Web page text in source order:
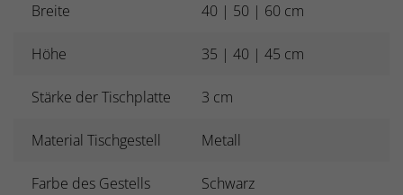
Breite 40 | 50 | 60 cm
Höhe 35 | 40 | 45 cm
Stärke der Tischplatte 3 cm
Material Tischgestell Metall
Farbe des Gestells Schwarz